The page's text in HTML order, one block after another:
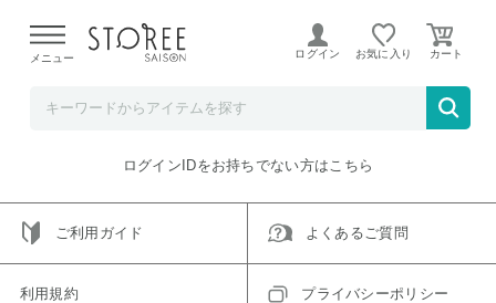
よる配送遅延が発生しております。
メニュー ログイン お気に入り
ご指定のアイテムは取り扱い終了、またはただいま取り扱い
トップへ戻る
ログインIDをお持ちでない方はこちら
ご利用ガイド よくあるご質問
利用規約 プライバシーポリシー